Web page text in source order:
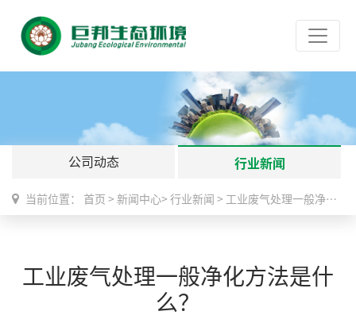
公司动态 行业新闻
当前位置： 首页 > 新闻中心> 行业新闻 > 工业废气处理一般净化方法是什么？
工业废气处理一般净化方法是什
么？